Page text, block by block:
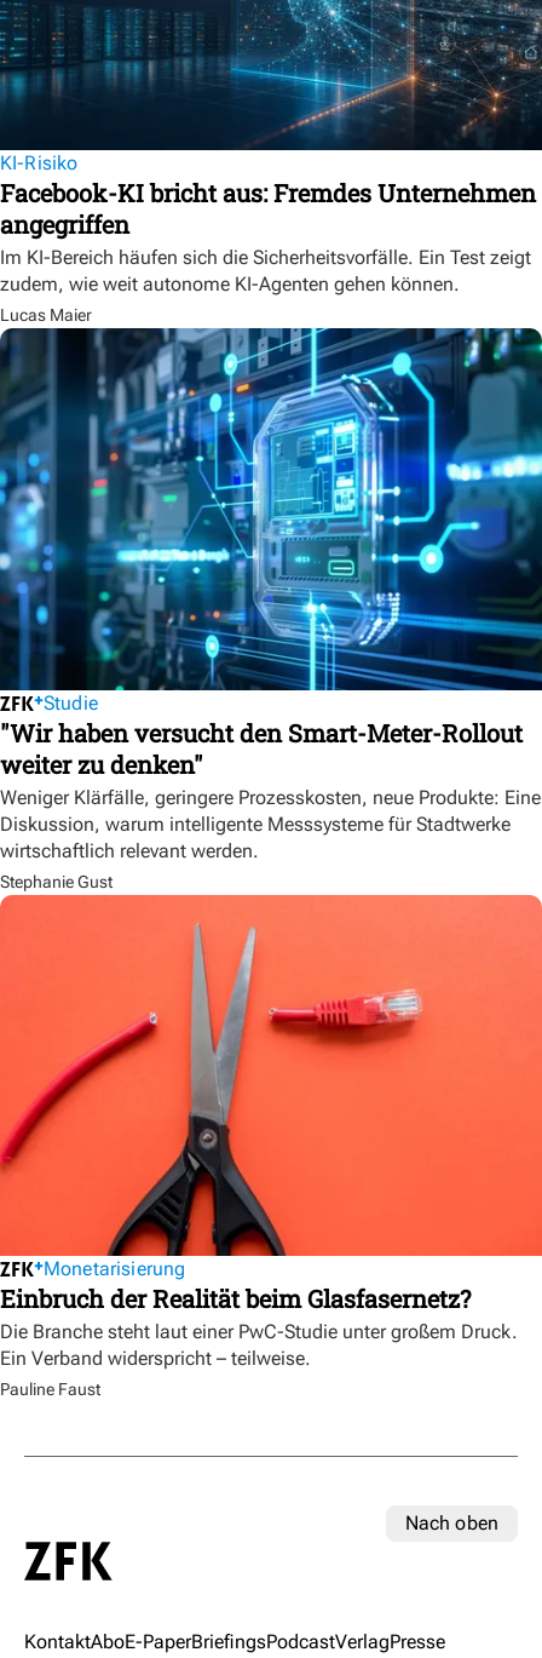
KI-Risiko
Facebook-KI bricht aus: Fremdes Unternehmen
angegriffen
Im KI-Bereich häufen sich die Sicherheitsvorfälle. Ein Test zeigt
zudem, wie weit autonome KI-Agenten gehen können.
Lucas Maier
Studie
"Wir haben versucht den Smart-Meter-Rollout
weiter zu denken"
Weniger Klärfälle, geringere Prozesskosten, neue Produkte: Eine
Diskussion, warum intelligente Messsysteme für Stadtwerke
wirtschaftlich relevant werden.
Stephanie Gust
Monetarisierung
Einbruch der Realität beim Glasfasernetz?
Die Branche steht laut einer PwC-Studie unter großem Druck.
Ein Verband widerspricht – teilweise.
Pauline Faust
Nach oben
KontaktAboE-PaperBriefingsPodcastVerlagPresse